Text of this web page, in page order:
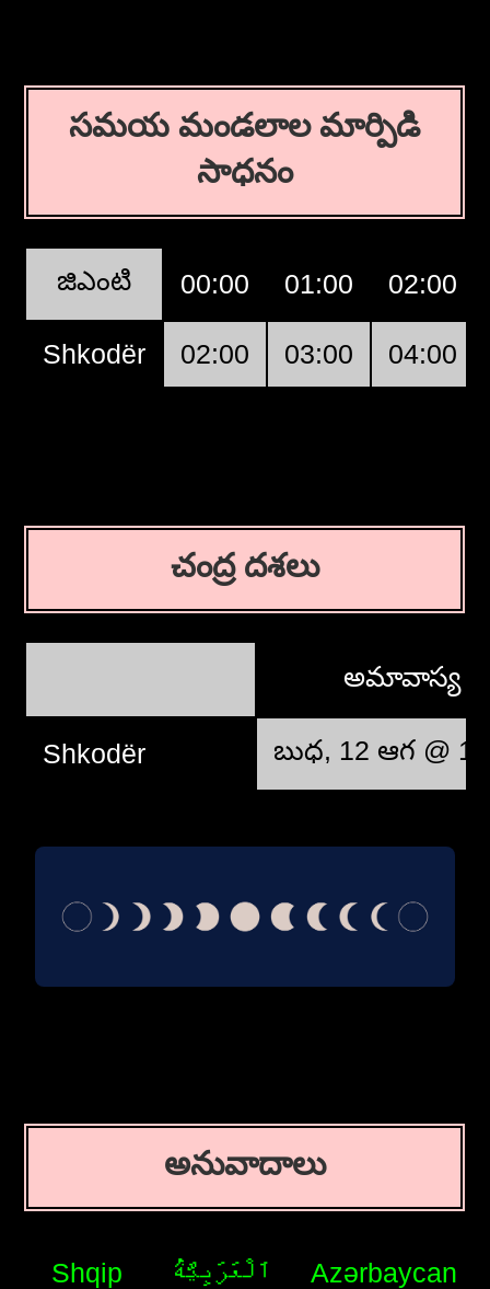
సమయ మండలాల మార్పిడి
సాధనం
జిఎంటి 00:00 01:00 02:00
Shkodër 02:00 03:00 04:00
చంద్ర దశలు
అమావాస్య
Shkodër బుధ, 12 ఆగ @
అనువాదాలు
Shqip اَلْعَرَبِيَّةُ Azərbaycan